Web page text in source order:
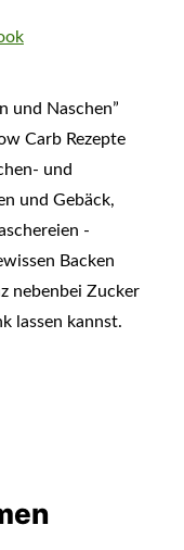
und Naschen”
Carb Rezepte
und
und Gebäck,
-
Backen
nebenbei Zucker
lassen kannst.